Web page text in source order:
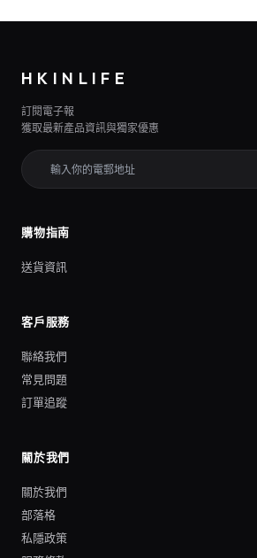
HKINLIFE
訂閱電子報
獲取最新產品資訊與獨家優惠
購物指南
送貨資訊
客戶服務
聯絡我們
常見問題
訂單追蹤
關於我們
關於我們
部落格
私隱政策